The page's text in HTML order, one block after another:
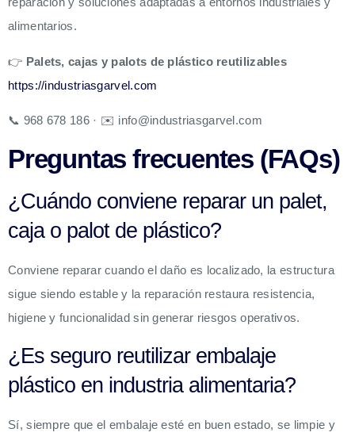
alimentarios.
👉 Palets, cajas y palots de plástico reutilizables
https://industriasgarvel.com
📞 968 678 186 · ✉️ info@industriasgarvel.com
Preguntas frecuentes (FAQs)
¿Cuándo conviene reparar un palet,
caja o palot de plástico?
Conviene reparar cuando el daño es localizado, la estructura
sigue siendo estable y la reparación restaura resistencia,
higiene y funcionalidad sin generar riesgos operativos.
¿Es seguro reutilizar embalaje
plástico en industria alimentaria?
Sí, siempre que el embalaje esté en buen estado, se limpie y